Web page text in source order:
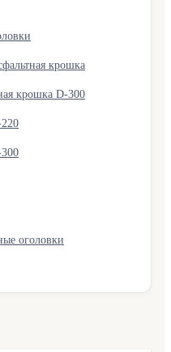
крошка
крошка D-300
оголовки